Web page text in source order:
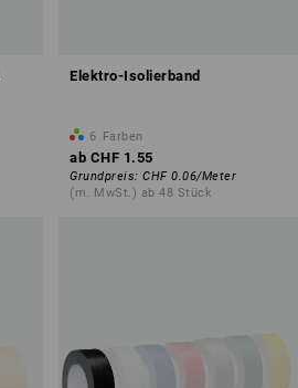
Elektro-Isolierband
6 Farben
ab CHF 1.55
Grundpreis: CHF 0.06/Meter
(m. MwSt.) ab 48 Stück